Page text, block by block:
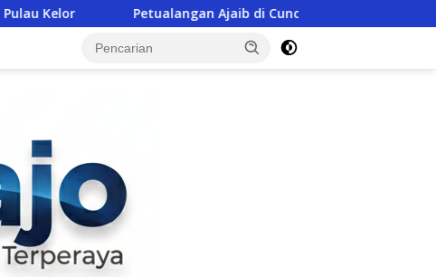
Petualangan Ajaib di Cunca Plias